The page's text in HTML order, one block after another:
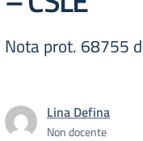
Nota prot. 68755
Lina Defina
Non docente